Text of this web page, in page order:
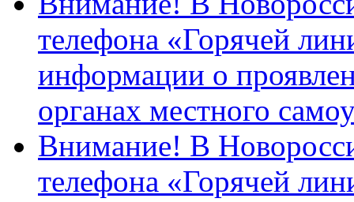
телефона «Горячей
информации о
органах местного
Внимание! В
телефона «Горячей